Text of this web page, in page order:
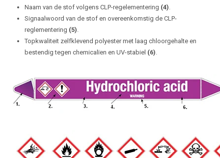
Naam van de stof volgens CLP-regelementering (4).
Signaalwoord van de stof en overeenkomstig de CLP-
reglementering (5).
Topkwaliteit zelfklevend polyester met laag chloorgehalte en
bestendig tegen chemicalïen en UV-stabiel (6).